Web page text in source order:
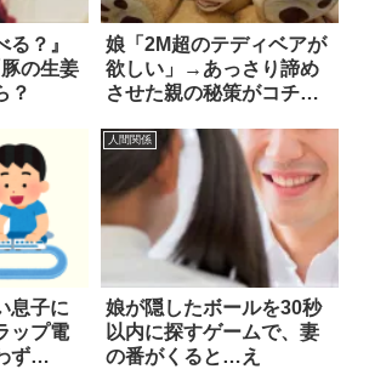
？』
の生姜
？
娘「2M超のテディベアが
欲しい」→あっさり諦め
させた親の秘策がコチラ
息子に
ップ電
ず
人間関係
娘が隠したボールを30秒
以内に探すゲームで、妻
の番がくると…え